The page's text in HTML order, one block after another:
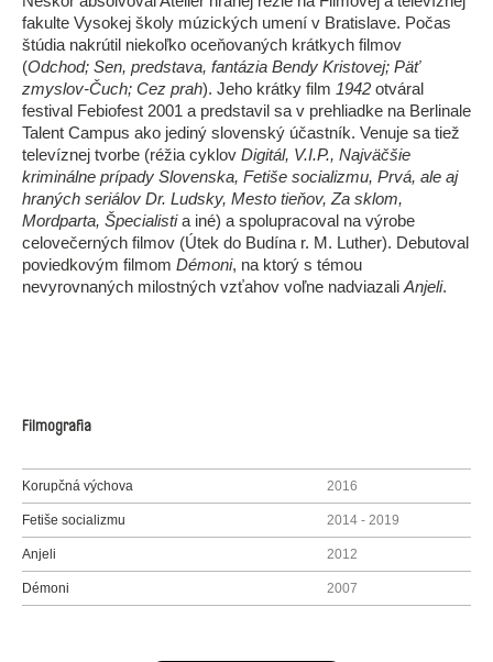
fakulte Vysokej školy múzických umení v Bratislave. Počas
štúdia nakrútil niekoľko oceňovaných krátkych filmov
(Odchod; Sen, predstava, fantázia Bendy Kristovej; Päť
zmyslov-Čuch; Cez prah). Jeho krátky film 1942 otváral
festival Febiofest 2001 a predstavil sa v prehliadke na Berlinale
Talent Campus ako jediný slovenský účastník. Venuje sa tiež
televíznej tvorbe (réžia cyklov Digitál, V.I.P., Najväčšie
kriminálne prípady Slovenska, Fetiše socializmu, Prvá, ale aj
hraných seriálov Dr. Ludsky, Mesto tieňov, Za sklom,
Mordparta, Špecialistia iné) a spolupracoval na výrobe
celovečerných filmov (Útek do Budína r. M. Luther). Debutoval
poviedkovým filmom Démoni, na ktorý s témou
nevyrovnaných milostných vzťahov voľne nadviazali Anjeli.
Filmografia
Korupčná výchova 2016
Fetiše socializmu 2014 - 2019
Anjeli 2012
Démoni 2007